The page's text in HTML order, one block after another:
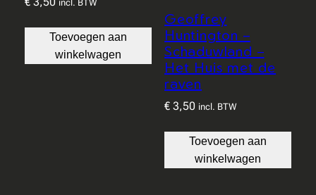
incl. BTW
Toevoegen aan
winkelwagen
Geoffrey
Huntington –
Schaduwland –
Het Huis met de
raven
€ 3,50 incl. BTW
Toevoegen aan
winkelwagen